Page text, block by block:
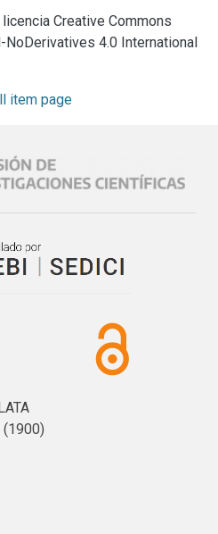
al cuerpo. Indagando
los mismos y los nuevos
Creative Commons
4.0 International
item page